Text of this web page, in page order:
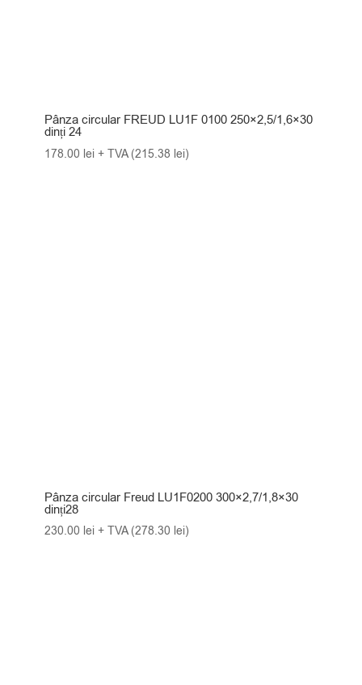
Pânza circular FREUD LU1F 0100 250×2,5/1,6×30
dinți 24
178.00 lei + TVA (215.38 lei)
Pânza circular Freud LU1F0200 300×2,7/1,8×30
dinți28
230.00 lei + TVA (278.30 lei)